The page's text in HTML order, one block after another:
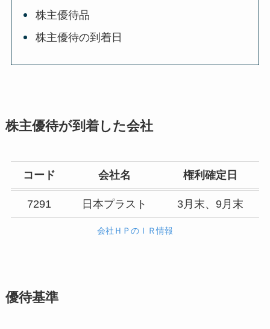
株主優待品
株主優待の到着日
株主優待が到着した会社
コード 会社名 権利確定日
7291 日本プラスト 3月末、9月末
会社ＨＰのＩＲ情報
優待基準